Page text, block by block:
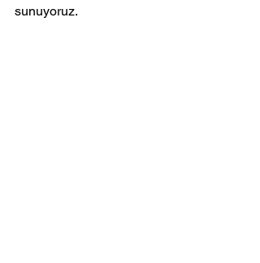
sunuyoruz.